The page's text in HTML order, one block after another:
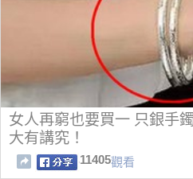
女人再窮也要買一 只銀手
大有講究！
11405觀看